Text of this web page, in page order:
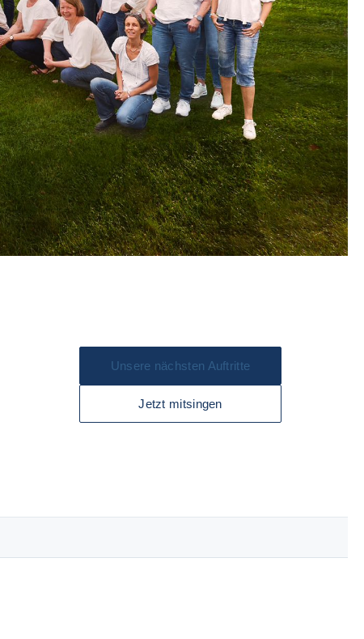
Unsere nächsten Auftritte
Jetzt mitsingen